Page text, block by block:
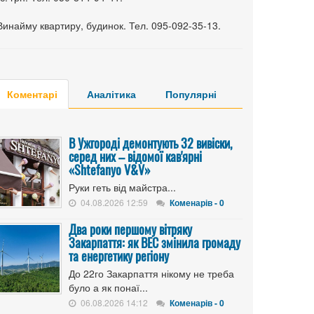
квартиру, будинок. Тел. 095-092-35-13.
Коментарі Аналітика Популярні
В Ужгороді демонтують 32 вивіски,
серед них – відомої кав'ярні
«Shtefanyo V&V»
Руки геть від майстра...
04.08.2026 12:59 Коменарів - 0
Два роки першому вітряку
Закарпаття: як ВЕС змінила громаду
та енергетику регіону
До 22го Закарпаття нікому не треба
було а як понаї...
06.08.2026 14:12 Коменарів - 0